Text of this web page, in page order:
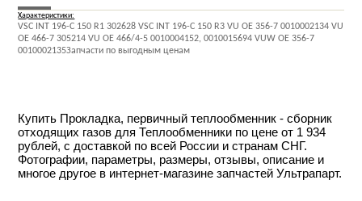
Характеристики:
VSC INT 196-C 150 R1 302628 VSC INT 196-C 150 R3 VU OE 356-7 0010002134 VU
OE 466-7 305214 VU OE 466/4-5 0010004152, 0010015694 VUW OE 356-7
0010002135Запчасти по выгодным ценам
Купить Прокладка, первичный теплообменник - сборник
отходящих газов для Теплообменники по цене от 1 934
рублей, с доставкой по всей России и странам СНГ.
Фотографии, параметры, размеры, отзывы, описание и
многое другое в интернет-магазине запчастей Ультрапарт.